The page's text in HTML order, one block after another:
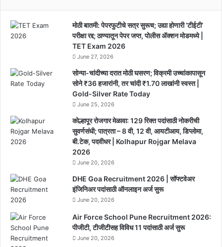
मोठी बातमी: पेपरफुटीचे सत्र सुरूच; उद्या होणारी ‘टीईटी’
परीक्षा रद्द; ठाण्यातून पेपर जप्त, पोलीस ॲक्शन मोडमध्ये |
TET Exam 2026
June 27, 2026
सोन्या-चांदीच्या दरात मोठी घसरण; विक्रमी उच्चांकापासून
सोने ₹36 हजारांनी, तर चांदी ₹1.70 लाखांनी स्वस्त |
Gold-Silver Rate Today
June 25, 2026
कोल्हापूर रोजगार मेळावा: 129 रिक्त पदांसाठी नोकरीची
सुवर्णसंधी; पात्रता – 8 वी, 12 वी, आयटीआय, डिप्लोमा,
बी.टेक, पदवीधर | Kolhapur Rojgar Melava
2026
June 20, 2026
DHE Goa Recruitment 2026 | सॉफ्टवेअर
इंजिनिअर पदांसाठी ऑनलाइन अर्ज सुरू
June 20, 2026
Air Force School Pune Recruitment 2026:
पीजीटी, टीजीटीसह विविध 11 पदांसाठी अर्ज सुरू
June 20, 2026